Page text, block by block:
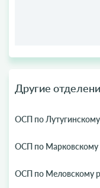
Другие
ОСП по
ОСП по Марковскому
ОСП по Меловскому